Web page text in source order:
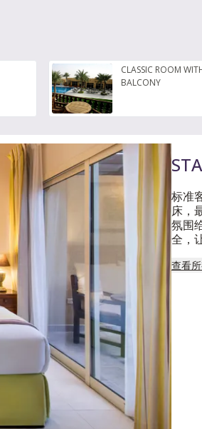
CLASSIC ROOM
BALCONY
标准
床，
氛围
全，
查看